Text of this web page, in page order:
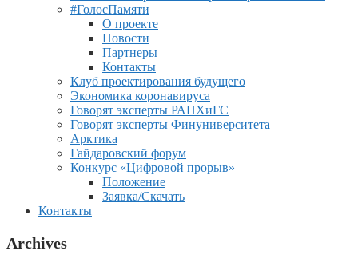
#ГолосПамяти
О проекте
Новости
Партнеры
Контакты
Клуб проектирования будущего
Экономика коронавируса
Говорят эксперты РАНХиГС
Говорят эксперты Финуниверситета
Арктика
Гайдаровский форум
Конкурс «Цифровой прорыв»
Положение
Заявка/Скачать
Контакты
Archives